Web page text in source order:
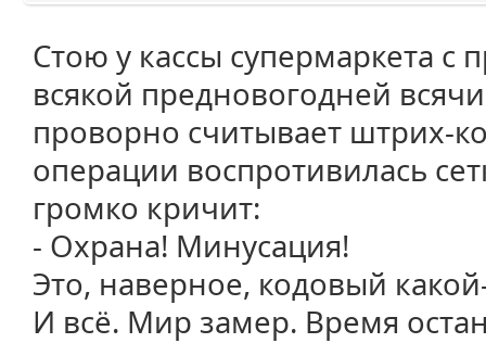
Стою у кассы супермаркета с
всякой предновогодней
проворно считывает штрих-
операции воспротивилась
громко кричит:
- Охрана! Минусация!
Это, наверное, кодовый
И всё. Мир замер. Время